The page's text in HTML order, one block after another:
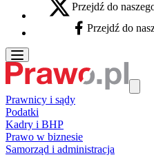
X - otwiera się w nowej karcie
Przejdź do
Facebook - otwiera się
Przejdź do
Prawnicy i sądy
Podatki
Kadry i BHP
Prawo w biznesie
Samorząd i administracja